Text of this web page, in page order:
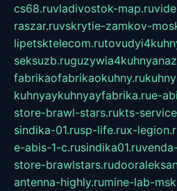
cs68.ruvladivostok-map.ru
raszar.ruvskrytie-zamkov-
lipetsktelecom.ru
seksuzb.ru
fabrikaofabrikaokuhny.ru
kuhnyaykuhnyayfabrika.rue-
store-brawl-stars.rukts-
sindika-01.rusp-life.rux-
e-abis-1-c.rusindika01.ru
store-brawlstars.ru
antenna-highly.rumine-lab-